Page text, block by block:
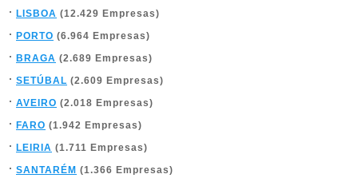
LISBOA (12.429 Empresas)
PORTO (6.964 Empresas)
BRAGA (2.689 Empresas)
SETÚBAL (2.609 Empresas)
AVEIRO (2.018 Empresas)
FARO (1.942 Empresas)
LEIRIA (1.711 Empresas)
SANTARÉM (1.366 Empresas)